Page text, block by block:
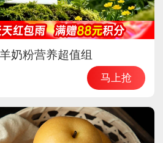
奶粉营养超值组
马上抢